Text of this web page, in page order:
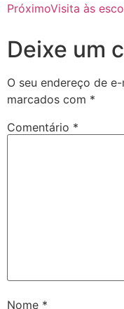
PróximoVisita às
Deixe um
O seu endereço de
marcados com *
Comentário *
Nome *